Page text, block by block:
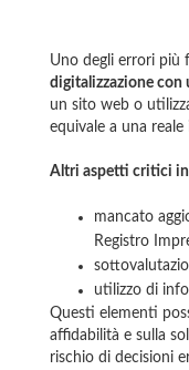
Uno degli errori più
digitalizzazione con
un sito web o
equivale a una
Altri aspetti critici
mancato
Registro
utilizzo di
Questi elementi
affidabilità e sulla
rischio di decisioni